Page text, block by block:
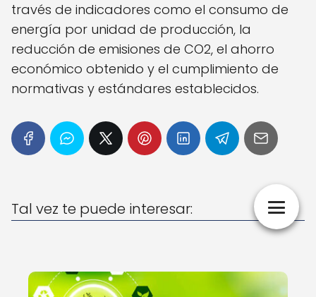
través de indicadores como el consumo de
energía por unidad de producción, la
reducción de emisiones de CO2, el ahorro
económico obtenido y el cumplimiento de
normativas y estándares establecidos.
Tal vez te puede interesar: